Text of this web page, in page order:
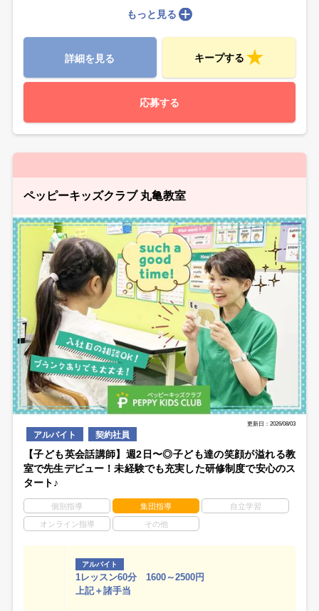
もっと見る
詳細を見る キープする
応募する
ペッピーキッズクラブ 丸亀教室
更新日：2026/08/03
アルバイト 契約社員
【子ども英会話講師】週2日〜◎子ども達の笑顔が溢れる教
室で先生デビュー！未経験でも充実した研修制度で安心のス
タート♪
個別指導 集団指導 自立学習
オンライン指導 その他
アルバイト
1レッスン60分 1600～2500円
上記＋諸手当